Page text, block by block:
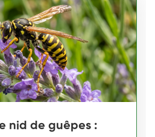
nid de guêpes :